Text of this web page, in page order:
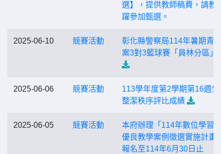
選】，提供教師稿費，請教
躍參加甄選。
2025-06-10 競賽活動
彰化縣警察局114年暑期青
案3對3籃球賽「員林分區」
2025-06-06 競賽活動
113學年度第2學期第16週生
整潔秩序評比成績
2025-06-05 競賽活動
本府辦理「114年數位學習
優良教學案例徵選實施計畫
報名至114年6月30日止